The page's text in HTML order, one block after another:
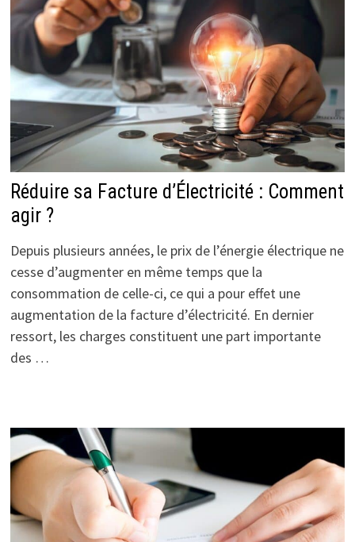
Réduire sa Facture d’Électricité : Comment
agir ?
Depuis plusieurs années, le prix de l’énergie électrique ne
cesse d’augmenter en même temps que la
consommation de celle-ci, ce qui a pour effet une
augmentation de la facture d’électricité. En dernier
ressort, les charges constituent une part importante
des …